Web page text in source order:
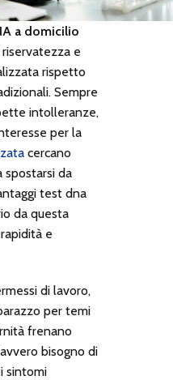
a domicilio
e
rispetto
Sempre
intolleranze,
per la
cercano
spostarsi da
test dna
da questa
e
di lavoro,
per temi
frenano
bisogno di
sintomi